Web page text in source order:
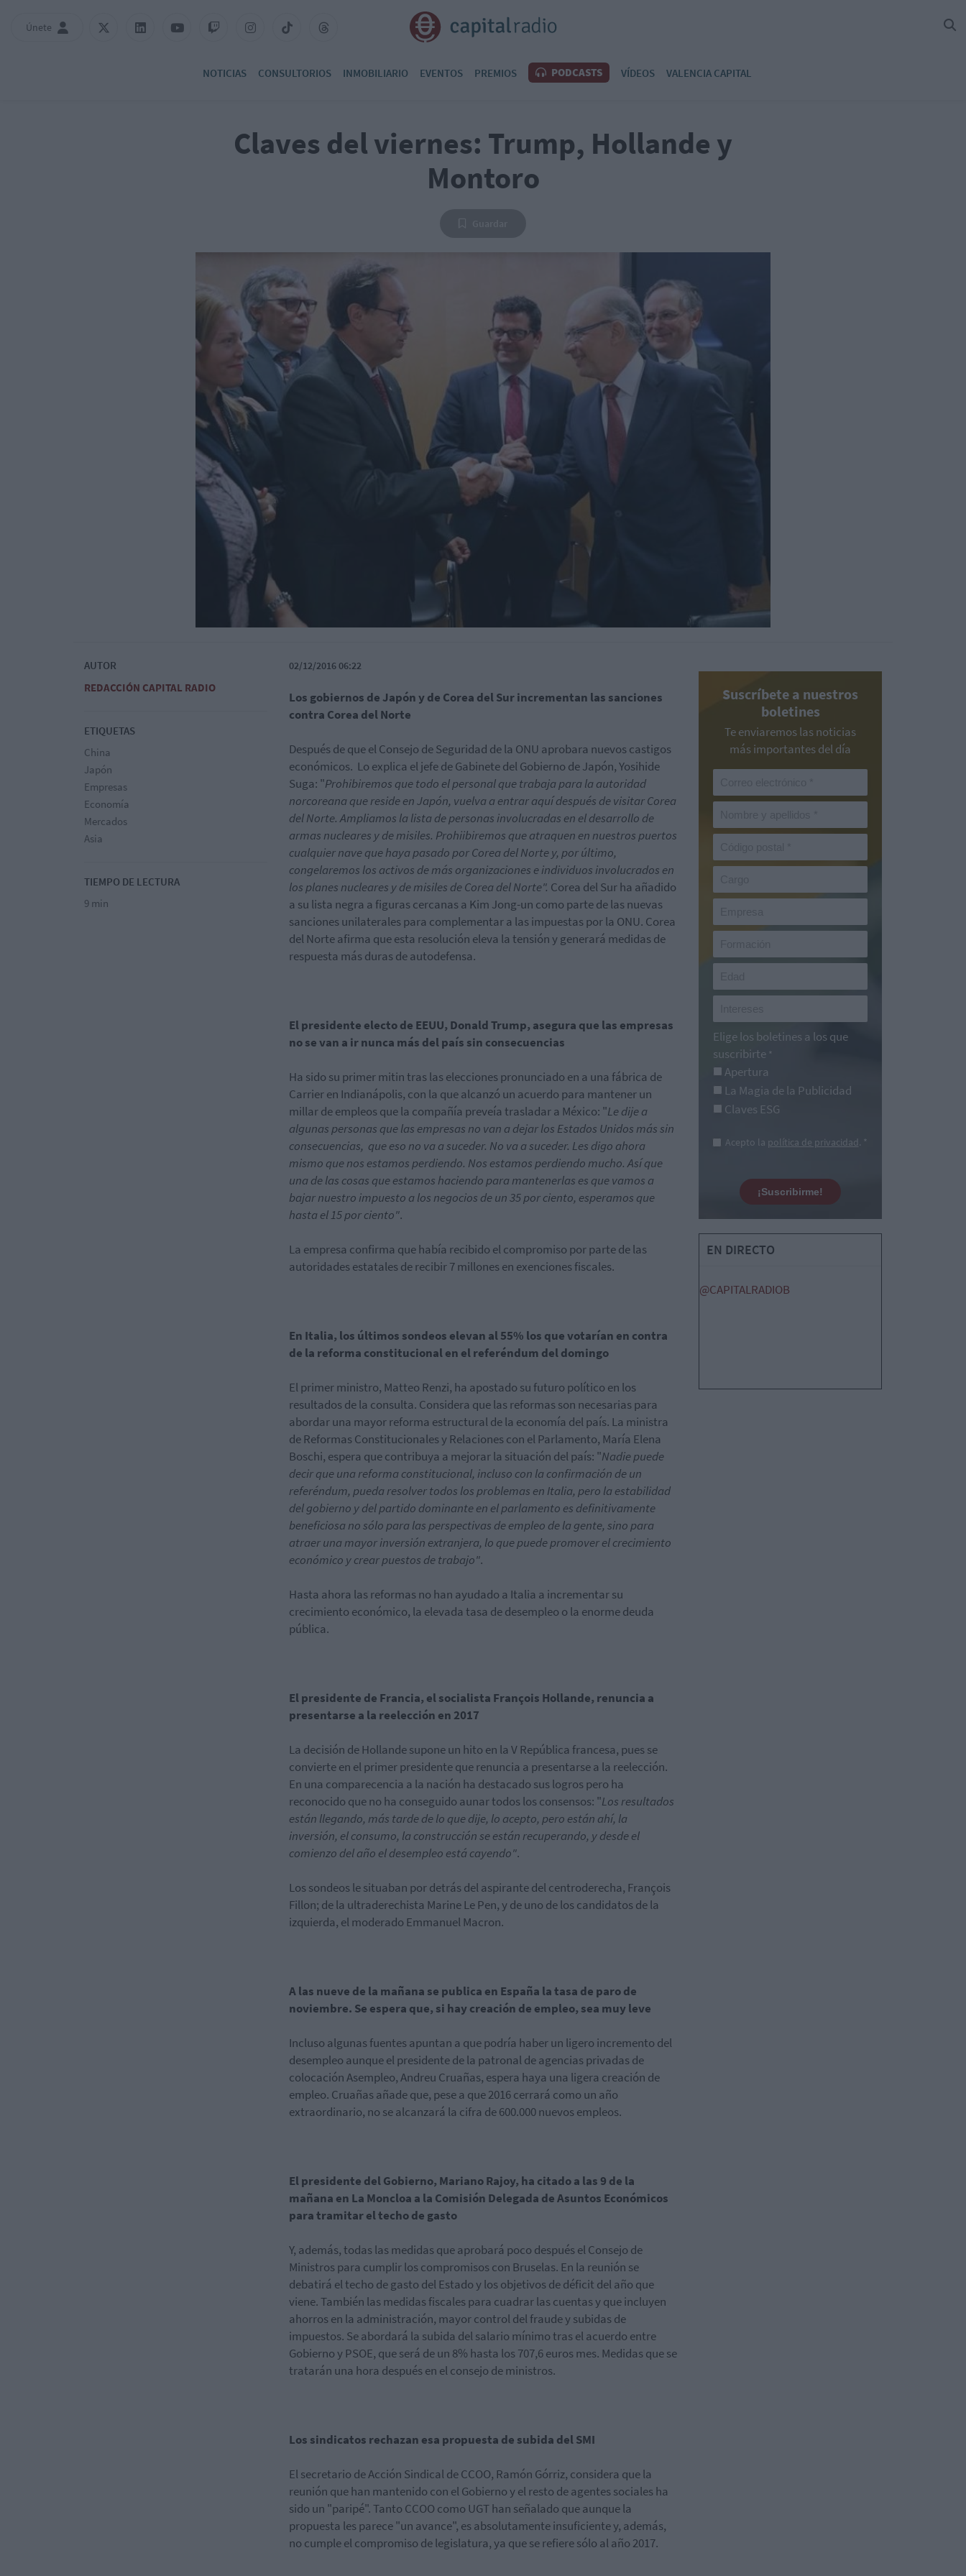
Únete
NOTICIAS CONSULTORIOS INMOBILIARIO EVENTOS PREMIOS PODCASTS VÍDEOS VALENCIA CAPITAL
Claves del viernes: Trump, Hollande y
Montoro
AUTOR
REDACCIÓN CAPITAL RADIO
ETIQUETAS
China
Japón
Empresas
Economía
Mercados
Asia
TIEMPO DE LECTURA
9 min
02/12/2016 06:22
Los gobiernos de Japón y de Corea del Sur incrementan las sanciones
contra Corea del Norte
Después de que el Consejo de Seguridad de la ONU aprobara nuevos castigos
económicos. Lo explica el jefe de Gabinete del Gobierno de Japón, Yosihide
Suga: "Prohibiremos que todo el personal que trabaja para la autoridad
norcoreana que reside en Japón, vuelva a entrar aquí después de visitar Corea
del Norte. Ampliamos la lista de personas involucradas en el desarrollo de
armas nucleares y de misiles. Prohiibiremos que atraquen en nuestros puertos
cualquier nave que haya pasado por Corea del Norte y, por último,
congelaremos los activos de más organizaciones e individuos involucrados en
los planes nucleares y de misiles de Corea del Norte". Corea del Sur ha añadido
a su lista negra a figuras cercanas a Kim Jong-un como parte de las nuevas
sanciones unilaterales para complementar a las impuestas por la ONU. Corea
del Norte afirma que esta resolución eleva la tensión y generará medidas de
respuesta más duras de autodefensa.
El presidente electo de EEUU, Donald Trump, asegura que las empresas
no se van a ir nunca más del país sin consecuencias
Ha sido su primer mitin tras las elecciones pronunciado en a una fábrica de
Carrier en Indianápolis, con la que alcanzó un acuerdo para mantener un
millar de empleos que la compañía preveía trasladar a México: "Le dije a
algunas personas que las empresas no van a dejar los Estados Unidos más sin
consecuencias, que eso no va a suceder. No va a suceder. Les digo ahora
mismo que nos estamos perdiendo. Nos estamos perdiendo mucho. Así que
una de las cosas que estamos haciendo para mantenerlas es que vamos a
bajar nuestro impuesto a los negocios de un 35 por ciento, esperamos que
hasta el 15 por ciento".
La empresa confirma que había recibido el compromiso por parte de las
autoridades estatales de recibir 7 millones en exenciones fiscales.
En Italia, los últimos sondeos elevan al 55% los que votarían en contra
de la reforma constitucional en el referéndum del domingo
El primer ministro, Matteo Renzi, ha apostado su futuro político en los
resultados de la consulta. Considera que las reformas son necesarias para
abordar una mayor reforma estructural de la economía del país. La ministra
de Reformas Constitucionales y Relaciones con el Parlamento, María Elena
Boschi, espera que contribuya a mejorar la situación del país: "Nadie puede
decir que una reforma constitucional, incluso con la confirmación de un
referéndum, pueda resolver todos los problemas en Italia, pero la estabilidad
del gobierno y del partido dominante en el parlamento es definitivamente
beneficiosa no sólo para las perspectivas de empleo de la gente, sino para
atraer una mayor inversión extranjera, lo que puede promover el crecimiento
económico y crear puestos de trabajo".
Hasta ahora las reformas no han ayudado a Italia a incrementar su
crecimiento económico, la elevada tasa de desempleo o la enorme deuda
pública.
El presidente de Francia, el socialista François Hollande, renuncia a
presentarse a la reelección en 2017
La decisión de Hollande supone un hito en la V República francesa, pues se
convierte en el primer presidente que renuncia a presentarse a la reelección.
En una comparecencia a la nación ha destacado sus logros pero ha
reconocido que no ha conseguido aunar todos los consensos: "Los resultados
están llegando, más tarde de lo que dije, lo acepto, pero están ahí, la
inversión, el consumo, la construcción se están recuperando, y desde el
comienzo del año el desempleo está cayendo".
Los sondeos le situaban por detrás del aspirante del centroderecha, François
Fillon; de la ultraderechista Marine Le Pen, y de uno de los candidatos de la
izquierda, el moderado Emmanuel Macron.
A las nueve de la mañana se publica en España la tasa de paro de
noviembre. Se espera que, si hay creación de empleo, sea muy leve
Incluso algunas fuentes apuntan a que podría haber un ligero incremento del
desempleo aunque el presidente de la patronal de agencias privadas de
colocación Asempleo, Andreu Cruañas, espera haya una ligera creación de
empleo. Cruañas añade que, pese a que 2016 cerrará como un año
extraordinario, no se alcanzará la cifra de 600.000 nuevos empleos.
El presidente del Gobierno, Mariano Rajoy, ha citado a las 9 de la
mañana en La Moncloa a la Comisión Delegada de Asuntos Económicos
para tramitar el techo de gasto
Y, además, todas las medidas que aprobará poco después el Consejo de
Ministros para cumplir los compromisos con Bruselas. En la reunión se
debatirá el techo de gasto del Estado y los objetivos de déficit del año que
viene. También las medidas fiscales para cuadrar las cuentas y que incluyen
ahorros en la administración, mayor control del fraude y subidas de
impuestos. Se abordará la subida del salario mínimo tras el acuerdo entre
Gobierno y PSOE, que será de un 8% hasta los 707,6 euros mes. Medidas que se
tratarán una hora después en el consejo de ministros.
Los sindicatos rechazan esa propuesta de subida del SMI
El secretario de Acción Sindical de CCOO, Ramón Górriz, considera que la
reunión que han mantenido con el Gobierno y el resto de agentes sociales ha
sido un "paripé". Tanto CCOO como UGT han señalado que aunque la
propuesta les parece "un avance", es absolutamente insuficiente y, además,
no cumple el compromiso de legislatura, ya que se refiere sólo al año 2017.
Suscríbete a nuestros
boletines
Te enviaremos las noticias
más importantes del día
Elige los boletines a los que
suscribirte *
Apertura
La Magia de la Publicidad
Claves ESG
Acepto la política de privacidad. *
¡Suscribirme!
EN DIRECTO
@CAPITALRADIOB